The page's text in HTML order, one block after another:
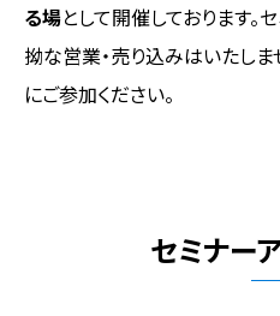
る場として開催しております
拗な営業・売り込みはいたし
にご参加ください。
セミナー